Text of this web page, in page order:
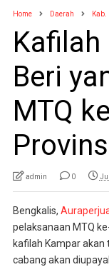
Home Daerah
Kafilah
Beri
MTQ
admin 0
Bengkalis,
pelaksanaan MTQ
kafilah Kampar
cabang akan